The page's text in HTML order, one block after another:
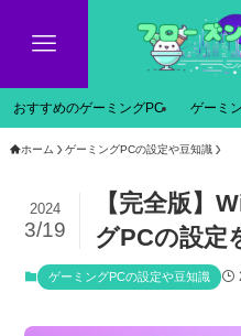
おすすめのゲーミングPC ゲーミ
ホーム ゲーミングPCの設定や豆知識
【完全版】
グPCの設定
2024
3/19
ゲーミングPCの設定や豆知識